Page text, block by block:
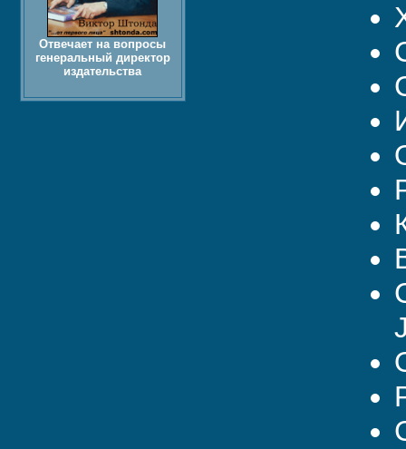
Отвечает на вопросы
генеральный директор
издательства